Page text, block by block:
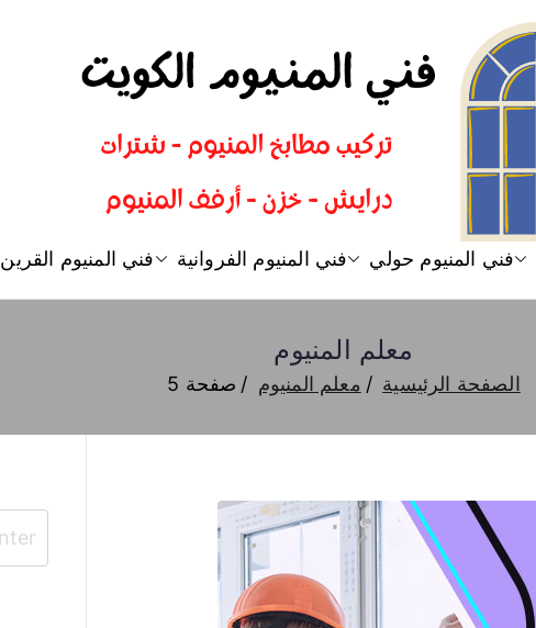
فني المنيوم
فني تركيب المنيوم الكويت فني المنيوم حولي فني المنيوم الفروانية فني المنيوم القرين
معلم المنيوم
الصفحة الرئيسية معلم المنيوم صفحة 5